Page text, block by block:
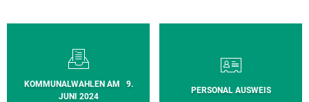
KOMMUNALWAHLEN AM 9.
JUNI 2024
PERSONAL AUSWEIS